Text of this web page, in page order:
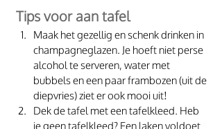
Tips voor aan tafel
Maak het gezellig en schenk drinken in
champagneglazen. Je hoeft niet perse
alcohol te serveren, water met
bubbels en een paar frambozen (uit de
diepvries) ziet er ook mooi uit!
Dek de tafel met een tafelkleed. Heb
je geen tafelkleed? Een laken voldoet